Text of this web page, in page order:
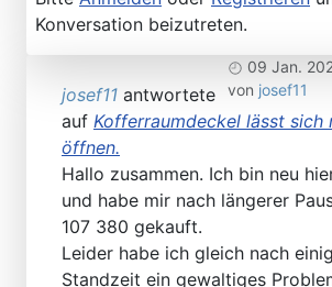
Konversation beizutreten.
09 Jan.
von josef11
josef11 antwortete
auf Kofferraumdeckel lässt sich
öffnen.
Hallo zusammen. Ich bin neu
und habe mir nach längerer
107 380 gekauft.
Leider habe ich gleich nach
Standzeit ein gewaltiges